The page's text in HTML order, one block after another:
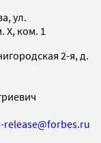
ул.
X, ком. 1
2-я, д.
release@forbes.ru